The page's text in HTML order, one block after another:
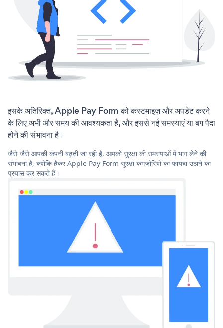
इसके अतिरिक्त, Apple Pay Form को कस्टमाइज़ और अपडेट करने
के लिए अभी और समय की आवश्यकता है, और इससे नई समस्याएं या बग पैदा
होने की संभावना है।
जैसे-जैसे आपकी कंपनी बढ़ती जा रही है, आपको सुरक्षा की समस्याओं में भाग लेने की
संभावना है, क्योंकि हैकर Apple Pay Form सुरक्षा कमजोरियों का फायदा उठाने का
प्रयास कर सकते हैं।